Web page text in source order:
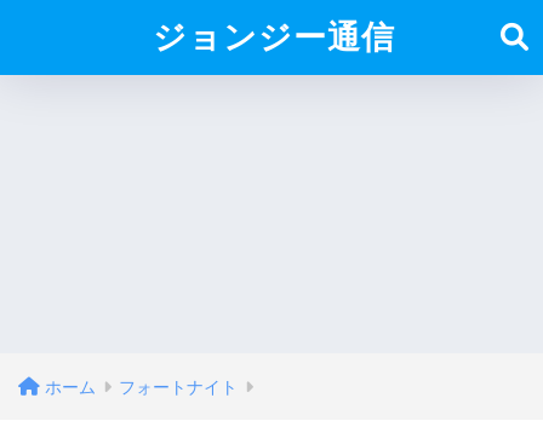
ジョンジー通信
ホーム フォートナイト